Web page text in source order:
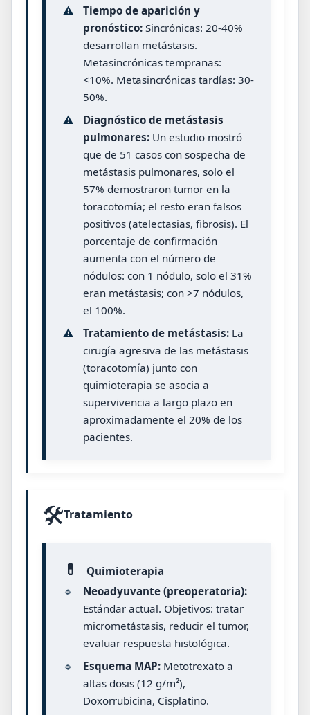
⚠️
Tiempo de aparición y
pronóstico:Sincrónicas: 20-40%
desarrollan metástasis.
Metasincrónicas tempranas:
<10%. Metasincrónicas tardías: 30-
50%.
⚠️
Diagnóstico de metástasis
pulmonares:Un estudio mostró
que de 51 casos con sospecha de
metástasis pulmonares, solo el
57% demostraron tumor en la
toracotomía; el resto eran falsos
positivos (atelectasias, fibrosis). El
porcentaje de confirmación
aumenta con el número de
nódulos: con 1 nódulo, solo el 31%
eran metástasis; con >7 nódulos,
el 100%.
⚠️
Tratamiento de metástasis:La
cirugía agresiva de las metástasis
(toracotomía) junto con
quimioterapia se asocia a
supervivencia a largo plazo en
aproximadamente el 20% de los
pacientes.
🛠️Tratamiento
💊
Quimioterapia
🔹
Neoadyuvante (preoperatoria):
Estándar actual. Objetivos: tratar
micrometástasis, reducir el tumor,
evaluar respuesta histológica.
🔹
Esquema MAP:Metotrexato a
altas dosis (12 g/m²),
Doxorrubicina, Cisplatino.